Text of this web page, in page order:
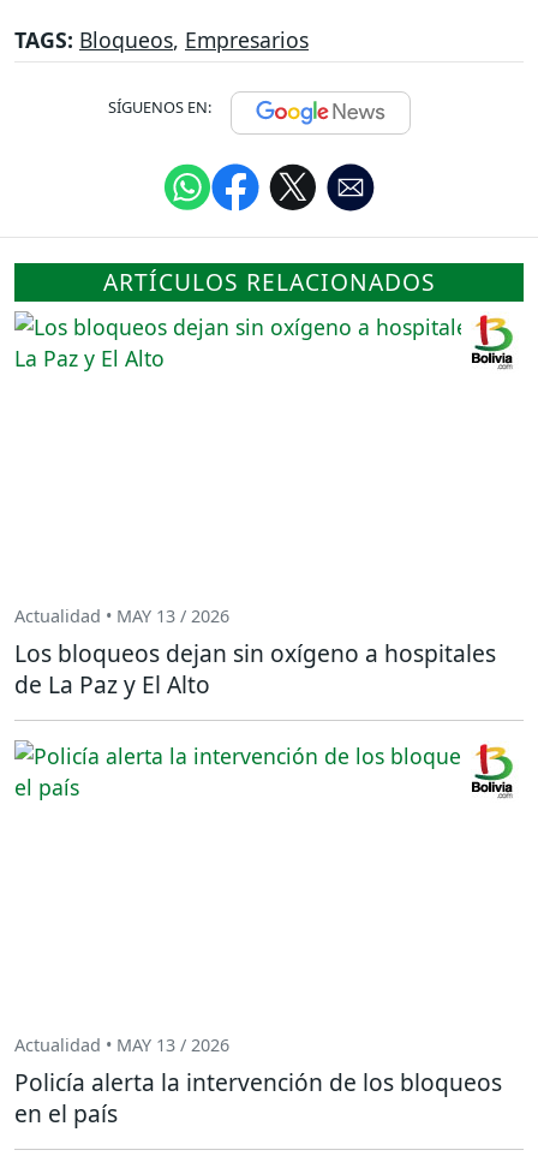
TAGS: Bloqueos, Empresarios
SÍGUENOS EN:
ARTÍCULOS RELACIONADOS
Actualidad • MAY 13 / 2026
Los bloqueos dejan sin oxígeno a hospitales
de La Paz y El Alto
Actualidad • MAY 13 / 2026
Policía alerta la intervención de los bloqueos
en el país